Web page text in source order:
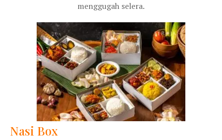
menggugah selera.
Nasi Box